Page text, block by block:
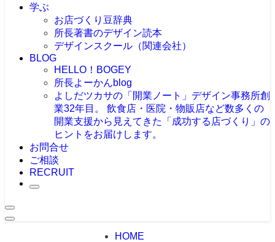
学ぶ
お店づくり豆辞典
所長著書のデザイン読本
デザインスクール（関連会社）
BLOG
HELLO！BOGEY
所長よーかんblog
よしだツカサの「開業ノート」 デザイン事務所創
業32年目。 飲食店・医院・物販店など数多くの
開業支援から見えてきた「成功する店づくり」の
ヒントをお届けします。
お問合せ
ご相談
RECRUIT
HOME